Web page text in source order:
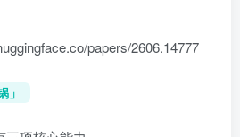
papers/2606.14777
」